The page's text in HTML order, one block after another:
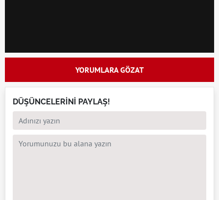
YORUMLARA GÖZAT
DÜŞÜNCELERİNİ PAYLAŞ!